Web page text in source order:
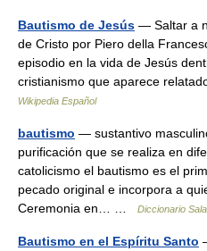
Bautismo de Jesús — Saltar a
de Cristo por Piero della
episodio en la vida de Jesús
cristianismo que aparece
Wikipedia Español
bautismo — sustantivo
purificación que se realiza en
catolicismo el bautismo es el
pecado original e incorpora a
Ceremonia en… …
Diccionario
Bautismo en el Espíritu Santo